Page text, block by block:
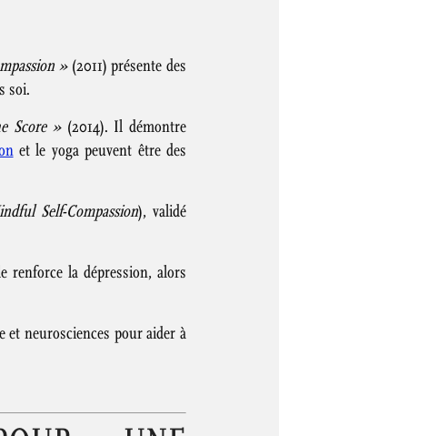
»(2011) présente des
soi.
Score »(2014). Il démontre
et le yoga peuvent être des
Self-Compassion), validé
la dépression, alors
et neurosciences pour aider à